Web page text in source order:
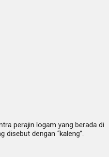
perajin logam yang berada di
disebut dengan “kaleng”.